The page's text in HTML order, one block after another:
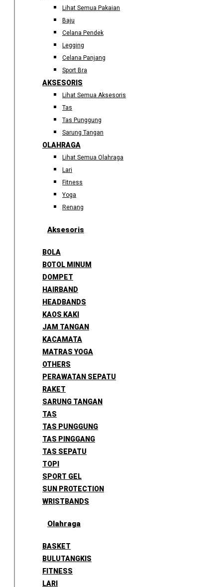
Lihat Semua Pakaian
Baju
Celana Pendek
Legging
Celana Panjang
Sport Bra
AKSESORIS
Lihat Semua Aksesoris
Tas
Tas Punggung
Sarung Tangan
OLAHRAGA
Lihat Semua Olahraga
Lari
Fitness
Yoga
Renang
Aksesoris
BOLA
BOTOL MINUM
DOMPET
HAIRBAND
HEADBANDS
KAOS KAKI
JAM TANGAN
KACAMATA
MATRAS YOGA
OTHERS
PERAWATAN SEPATU
RAKET
SARUNG TANGAN
TAS
TAS PUNGGUNG
TAS PINGGANG
TAS SEPATU
TOPI
SPORT GEL
SUN PROTECTION
WRISTBANDS
Olahraga
BASKET
BULUTANGKIS
FITNESS
LARI